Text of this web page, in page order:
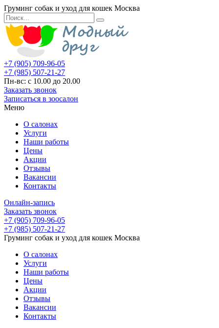
Груминг собак и уход для кошек Москва
+7 (905) 709-96-05
+7 (985) 507-21-27
Пн-вс: с 10.00 до 20.00
Заказать звонок
Записаться в зоосалон
Меню
О салонах
Услуги
Наши работы
Цены
Акции
Отзывы
Вакансии
Контакты
Онлайн-запись
Заказать звонок
+7 (905) 709-96-05
+7 (985) 507-21-27
Груминг собак и уход для кошек Москва
О салонах
Услуги
Наши работы
Цены
Акции
Отзывы
Вакансии
Контакты